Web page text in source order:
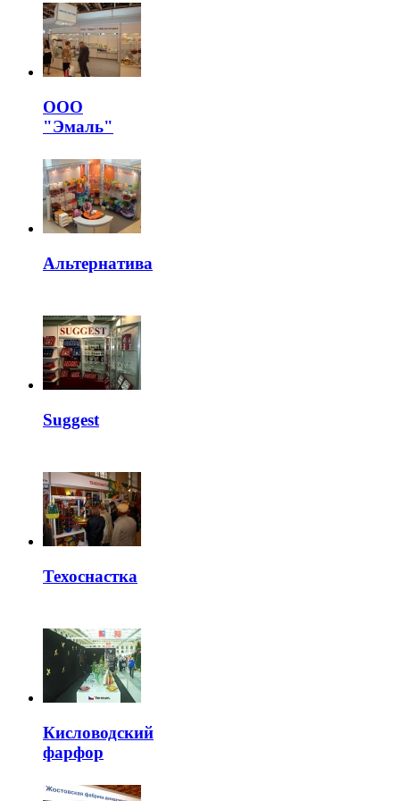
ООО
"Эмаль"
Альтернатива
Suggest
Техоснастка
Кисловодский
фарфор